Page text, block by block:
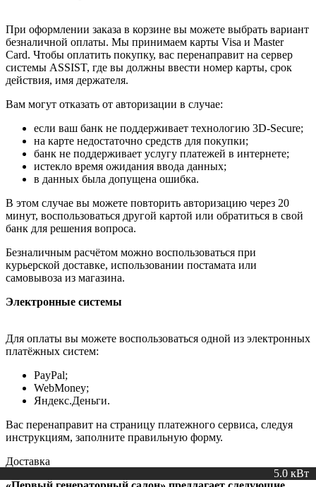
При оформлении заказа в корзине вы можете выбрать вариант
безналичной оплаты. Мы принимаем карты Visa и Master
Card. Чтобы оплатить покупку, вас перенаправит на сервер
системы ASSIST, где вы должны ввести номер карты, срок
действия, имя держателя.
Вам могут отказать от авторизации в случае:
если ваш банк не поддерживает технологию 3D-Secure;
на карте недостаточно средств для покупки;
банк не поддерживает услугу платежей в интернете;
истекло время ожидания ввода данных;
в данных была допущена ошибка.
В этом случае вы можете повторить авторизацию через 20
минут, воспользоваться другой картой или обратиться в свой
банк для решения вопроса.
Безналичным расчётом можно воспользоваться при
курьерской доставке, использовании постамата или
самовывоза из магазина.
Электронные системы
Для оплаты вы можете воспользоваться одной из электронных
платёжных систем:
PayPal;
WebMoney;
Яндекс.Деньги.
Вас перенаправит на страницу платежного сервиса, следуя
инструкциям, заполните правильную форму.
Доставка
5 кВт
5.0 кВт